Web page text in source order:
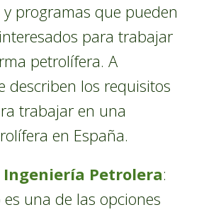
programas que pueden
para trabajar
petrolífera. A
describen los requisitos
trabajar en una
en España.
Ingeniería Petrolera:
es una de las opciones